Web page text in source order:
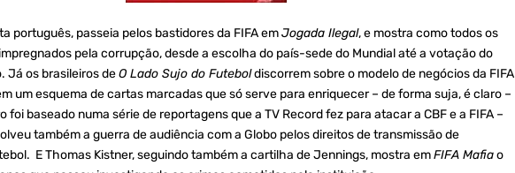
português, passeia pelos bastidores da FIFA emJogada Ilegal, e mostra como todos os
pela corrupção, desde a escolha do país-sede do Mundial até a votação do
Já os brasileiros deO Lado Sujo do Futeboldiscorrem sobre o modelo de negócios da FIFA
um esquema de cartas marcadas que só serve para enriquecer – de forma suja, é claro –
foi baseado numa série de reportagens que a TV Record fez para atacar a CBF e a FIFA –
também a guerra de audiência com a Globo pelos direitos de transmissão de
E Thomas Kistner, seguindo também a cartilha de Jennings, mostra emFIFA Mafiao